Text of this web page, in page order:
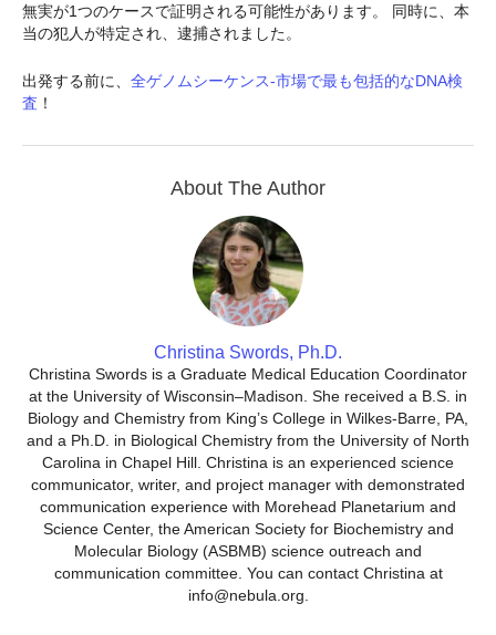
無実が1つのケースで証明される可能性があります。 同時に、本
当の犯人が特定され、逮捕されました。
出発する前に、 全ゲノムシーケンス-市場で最も包括的なDNA検
査 ！
About The Author
Christina Swords, Ph.D.
Christina Swords is a Graduate Medical Education Coordinator
at the University of Wisconsin–Madison. She received a B.S. in
Biology and Chemistry from King’s College in Wilkes-Barre, PA,
and a Ph.D. in Biological Chemistry from the University of North
Carolina in Chapel Hill. Christina is an experienced science
communicator, writer, and project manager with demonstrated
communication experience with Morehead Planetarium and
Science Center, the American Society for Biochemistry and
Molecular Biology (ASBMB) science outreach and
communication committee. You can contact Christina at
info@nebula.org.